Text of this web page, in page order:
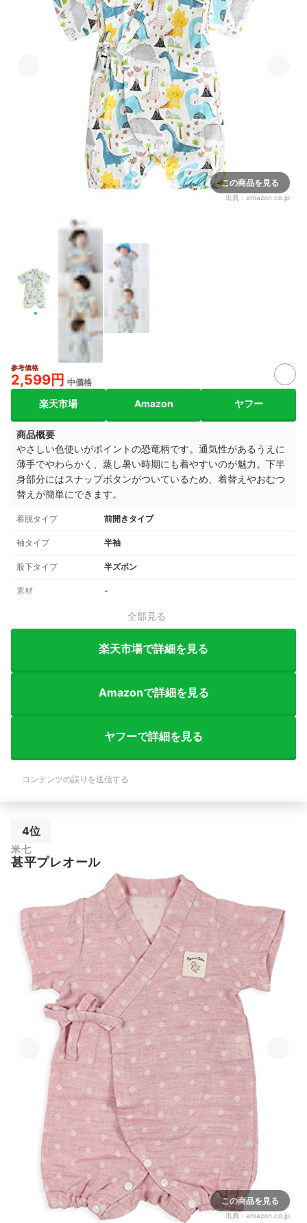
この商品を見る
出典： amazon.co.jp
参考価格
2,599円 中価格
楽天市場 Amazon ヤフー
商品概要
やさしい色使いがポイントの恐竜柄です。通気性があるうえに
薄手でやわらかく、蒸し暑い時期にも着やすいのが魅力。下半
身部分にはスナップボタンがついているため、着替えやおむつ
替えが簡単にできます。
着脱タイプ 前開きタイプ
袖タイプ 半袖
股下タイプ 半ズボン
素材 ‐
全部見る
楽天市場で詳細を見る
Amazonで詳細を見る
ヤフーで詳細を見る
コンテンツの誤りを送信する
4位
米七
甚平プレオール
この商品を見る
出典： amazon.co.jp